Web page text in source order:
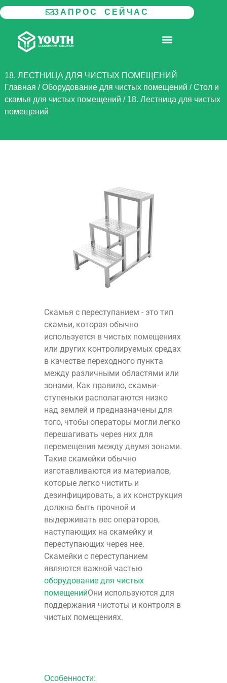
Перейти
к
содержимому
ЗАПРОС СЕЙЧАС
18. ЛЕСТНИЦА ДЛЯ ЧИСТЫХ ПОМЕЩЕНИЙ
Главная /Оборудование для чистых помещений /Стол и
скамья для чистых помещений / 18. Лестница для чистых
помещений
Скамья с переступанием - это тип
скамьи, которая обычно
используется в чистых помещениях
или других контролируемых средах
в качестве переходного пункта
между различными областями или
зонами. Как правило, скамьи-
ступеньки располагаются низко
над землей и предназначены для
того, чтобы операторы могли легко
перешагивать через них для
перемещения между двумя зонами.
Такие скамейки обычно
изготавливаются из материалов,
которые легко чистить и
дезинфицировать, а их конструкция
должна быть прочной и
выдерживать вес операторов,
наступающих на скамейку и
переступающих через нее.
Скамейки с переступанием
являются важной частью
оборудование для чистых
помещенийОни используются для
поддержания чистоты и контроля в
чистых помещениях.
Особенности: